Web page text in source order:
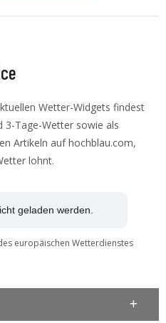
Wetter-Widgets findest
3-Tage-Wetter sowie als
Artikeln auf hochblau.com,
lohnt.
geladen werden.
europäischen Wetterdienstes